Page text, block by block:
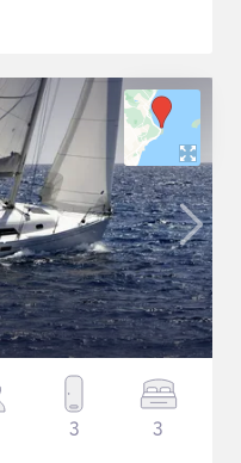
3 3